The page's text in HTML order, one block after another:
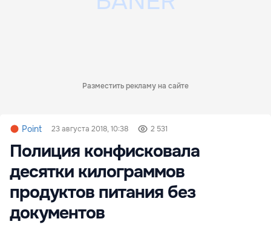
Разместить рекламу на сайте
Point 23 августа 2018, 10:38 2 531
Полиция конфисковала
десятки килограммов
продуктов питания без
документов